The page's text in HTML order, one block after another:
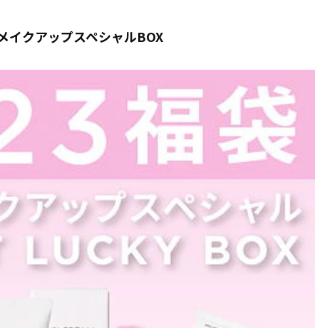
イクアップスペシャルBOX